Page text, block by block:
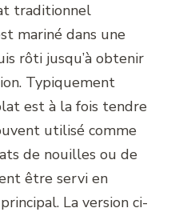
traditionnel
mariné dans une
rôti jusqu’à obtenir
Typiquement
est à la fois tendre
utilisé comme
de nouilles ou de
être servi en
La version ci-